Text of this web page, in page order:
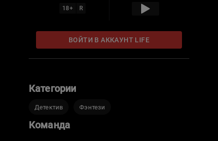
18+ R
ВОЙТИ В АККАУНТ LIFE
Категории
Детектив Фэнтези
Команда